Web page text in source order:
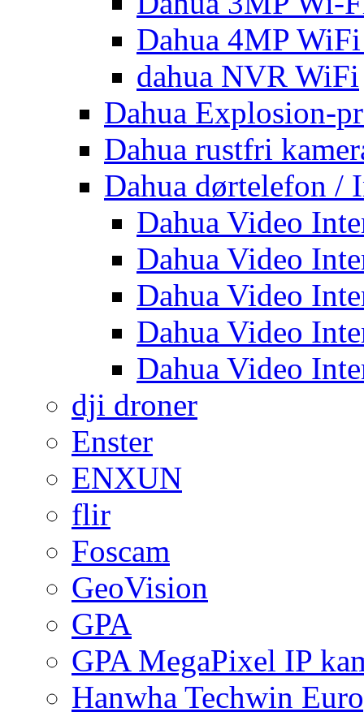
Dahua 4MP
dahua NVR WiFi
Dahua Explosion-
Dahua rustfri
Dahua dørtelefon /
Dahua Video
Dahua Video
Dahua Video
Dahua Video
Dahua Video
dji droner
Enster
ENXUN
flir
Foscam
GeoVision
GPA
GPA MegaPixel IP
Hanwha Techwin